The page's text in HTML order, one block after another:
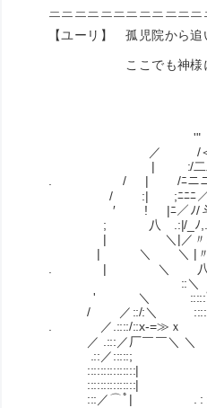
￣￣￣￣￣￣￣￣￣￣￣
【ユーリ】 孤児院から
ここでも神様に見捨
-
'" /ｰ
／ /＜二二二
| :/二二二二二
. / | /ﾆニニ＞'⌒
/ :| ;ﾆﾆﾆ／ノ
′ ! |ﾆ／ﾉ/ 斗ｰ/
; 八 .:|/_ﾉ,./|.::/|
| ＼|／〃:|/斗ミ
| ＼ ＼ |〃_)
. | ＼ 八乂)
::＼ ＼
' ＼ :::::ﾟ¨⌒
/ ／::/:＼ :::::
. ／.::::/::x‐=≫
／ .:::／厂￣￣＼
.::／:::::; ＼
:::::::::::::::| ＼
:::::::::::::::| ‘，
:::／⌒ﾟ| . : : ‘